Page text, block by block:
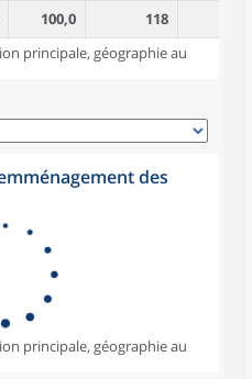
100,0 118
principale, géographie au
des
principale, géographie au